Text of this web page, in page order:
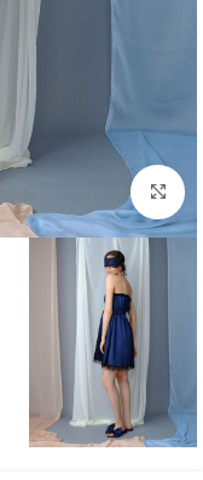
بزرگنمایی تصویر